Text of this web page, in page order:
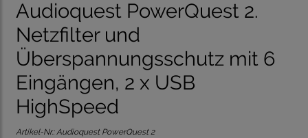
Audioquest PowerQuest 2.
Netzfilter und
Überspannungsschutz mit 6
Eingängen, 2 x USB
HighSpeed
Artikel-Nr.:Audioquest PowerQuest 2